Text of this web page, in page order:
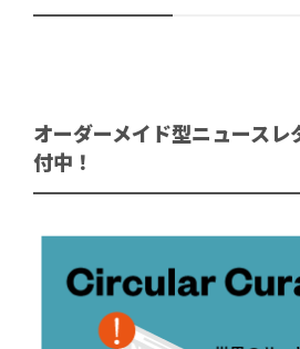
オーダーメイド型ニュースレ
付中！